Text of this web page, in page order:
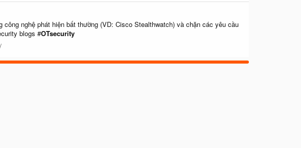
nghệ phát hiện bất thường (VD: Cisco Stealthwatch) và chặn các yêu cầu
blogs #OTsecurity